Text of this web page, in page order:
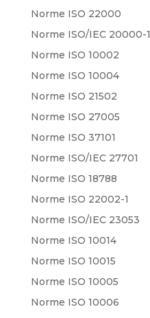
Norme ISO 22000
Norme ISO/IEC 20000-1
Norme ISO 10002
Norme ISO 10004
Norme ISO 21502
Norme ISO 27005
Norme ISO 37101
Norme ISO/IEC 27701
Norme ISO 18788
Norme ISO 22002-1
Norme ISO/IEC 23053
Norme ISO 10014
Norme ISO 10015
Norme ISO 10005
Norme ISO 10006